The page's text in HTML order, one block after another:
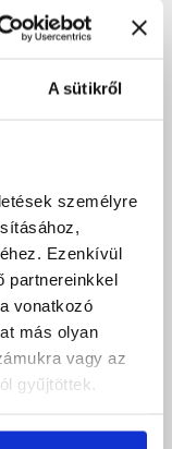
A sütikről
személyre
Ezenkívül
partnereinkkel
vonatkozó
más olyan
vagy az
gyűjtöttek.
–
és